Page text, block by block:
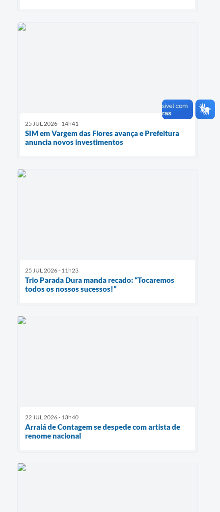
25 JUL 2026 - 14h41
SIM em Vargem das Flores avança e Prefeitura
anuncia novos investimentos
25 JUL 2026 - 11h23
Trio Parada Dura manda recado: “Tocaremos
todos os nossos sucessos!”
22 JUL 2026 - 13h40
Arraiá de Contagem se despede com artista de
renome nacional